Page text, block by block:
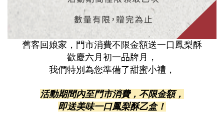
舊客回娘家，門市消費不限金額送一口鳳梨酥
歡慶六月初一品牌月，
我們特別為您準備了甜蜜小禮，
活動期間內至門市消費，不限金額，
即送美味一口鳳梨酥乙盒！